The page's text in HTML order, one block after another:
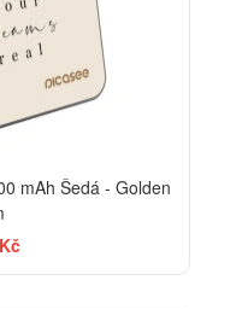
mAh Šedá - Golden